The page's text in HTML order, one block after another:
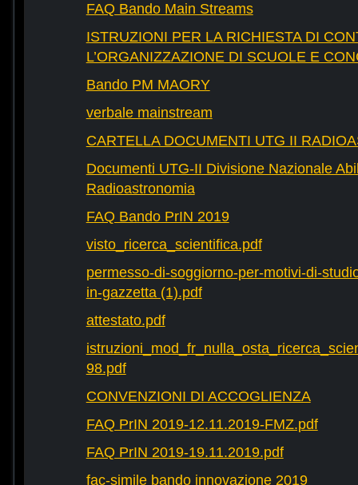
FAQ Bando Main Streams
ISTRUZIONI PER LA RICHIESTA DI
L’ORGANIZZAZIONE DI SCUOLE E
Bando PM MAORY
verbale mainstream
CARTELLA DOCUMENTI UTG II
Documenti UTG-II Divisione Nazionale
Radioastronomia
FAQ Bando PrIN 2019
visto_ricerca_scientifica.pdf
permesso-di-soggiorno-per-motivi-di-
in-gazzetta (1).pdf
attestato.pdf
98.pdf
CONVENZIONI DI ACCOGLIENZA
FAQ PrIN 2019-12.11.2019-FMZ.pdf
FAQ PrIN 2019-19.11.2019.pdf
fac-simile bando innovazione 2019